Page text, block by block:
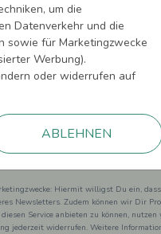
um die
Datenverkehr und die
sowie für Marketingzwecke
Werbung).
oder widerrufen auf
ABLEHNEN
und 5,00 €
an und bleibe auf dem
Hiermit willigst Du ein,
Newsletters. Zudem können wir Dir
Service anbieten zu können,
jederzeit widerrufen. Weitere